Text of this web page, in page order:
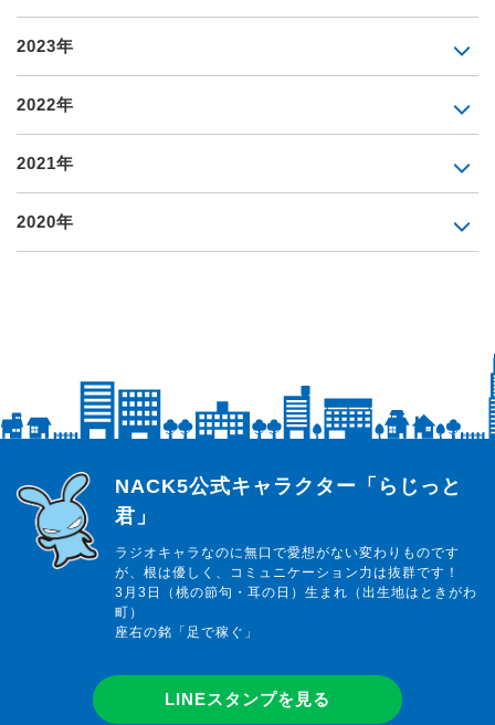
2023年
2022年
2021年
2020年
らじっと君
NACK5公式キャラクター「らじっと
君」
ラジオキャラなのに無口で愛想がない変わりものです
が、根は優しく、コミュニケーション力は抜群です！
3月3日（桃の節句・耳の日）生まれ（出生地はときがわ
町）
座右の銘「足で稼ぐ」
LINEスタンプを見る